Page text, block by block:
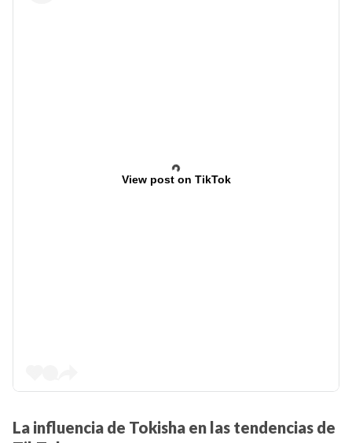
View post on TikTok
La influencia de Tokisha en las tendencias de